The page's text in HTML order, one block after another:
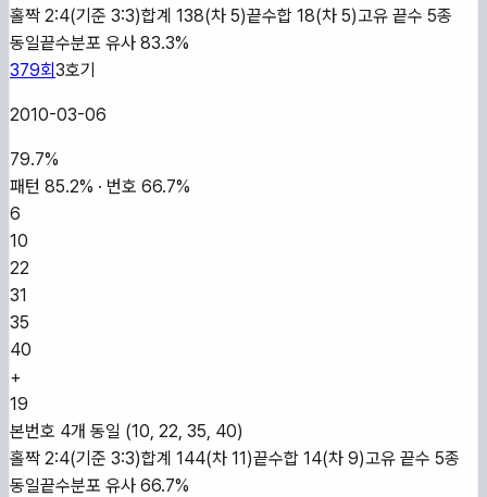
홀짝 2:4(기준 3:3)합계 138(차 5)끝수합 18(차 5)고유 끝수 5종
동일끝수분포 유사 83.3%
379회3호기
2010-03-06
79.7%
패턴 85.2% · 번호 66.7%
6
10
22
31
35
40
+
19
본번호 4개 동일 (10, 22, 35, 40)
홀짝 2:4(기준 3:3)합계 144(차 11)끝수합 14(차 9)고유 끝수 5종
동일끝수분포 유사 66.7%